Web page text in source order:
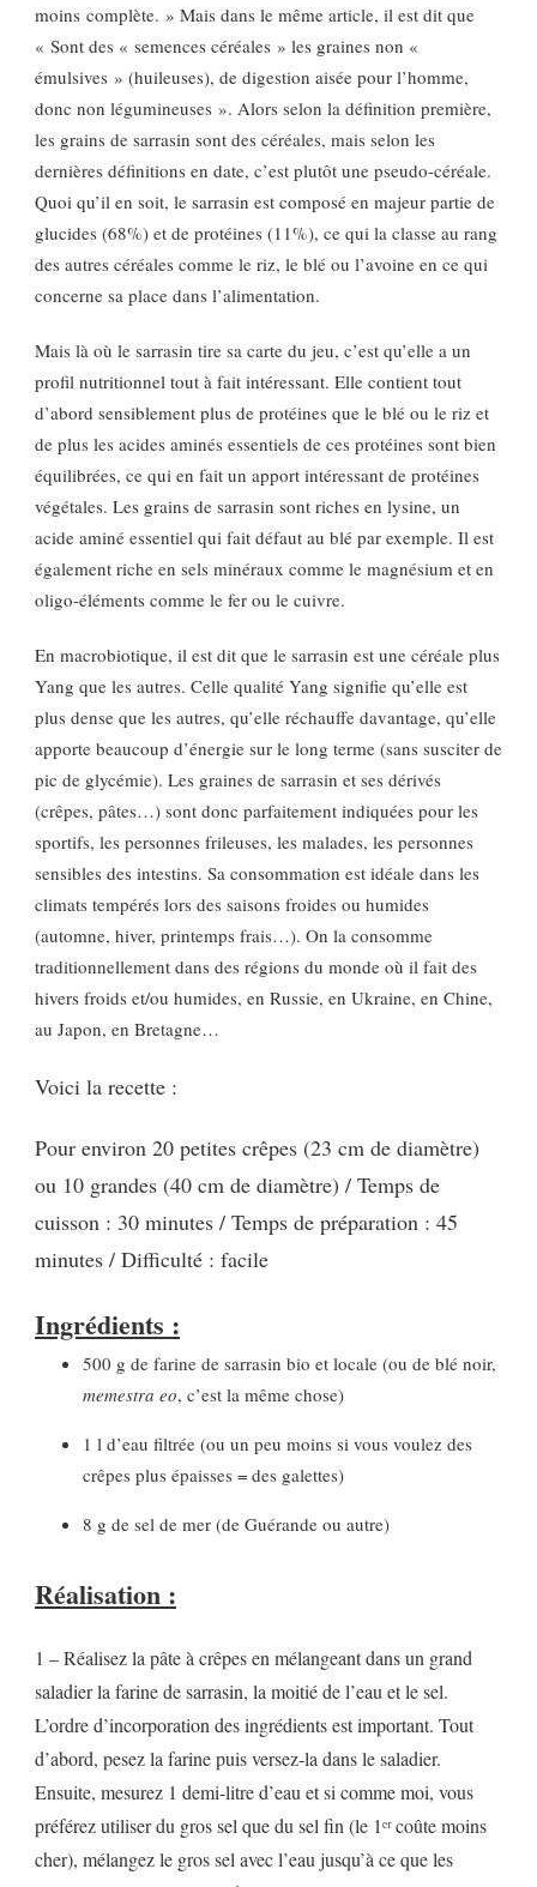
moins complète. » Mais dans le même article, il est dit que
« Sont des « semences céréales » les graines non «
émulsives » (huileuses), de digestion aisée pour l’homme,
donc non légumineuses ». Alors selon la définition première,
les grains de sarrasin sont des céréales, mais selon les
dernières définitions en date, c’est plutôt une pseudo-céréale.
Quoi qu’il en soit, le sarrasin est composé en majeur partie de
glucides (68%) et de protéines (11%), ce qui la classe au rang
des autres céréales comme le riz, le blé ou l’avoine en ce qui
concerne sa place dans l’alimentation.
Mais là où le sarrasin tire sa carte du jeu, c’est qu’elle a un
profil nutritionnel tout à fait intéressant. Elle contient tout
d’abord sensiblement plus de protéines que le blé ou le riz et
de plus les acides aminés essentiels de ces protéines sont bien
équilibrées, ce qui en fait un apport intéressant de protéines
végétales. Les grains de sarrasin sont riches en lysine, un
acide aminé essentiel qui fait défaut au blé par exemple. Il est
également riche en sels minéraux comme le magnésium et en
oligo-éléments comme le fer ou le cuivre.
En macrobiotique, il est dit que le sarrasin est une céréale plus
Yang que les autres. Celle qualité Yang signifie qu’elle est
plus dense que les autres, qu’elle réchauffe davantage, qu’elle
apporte beaucoup d’énergie sur le long terme (sans susciter de
pic de glycémie). Les graines de sarrasin et ses dérivés
(crêpes, pâtes…) sont donc parfaitement indiquées pour les
sportifs, les personnes frileuses, les malades, les personnes
sensibles des intestins. Sa consommation est idéale dans les
climats tempérés lors des saisons froides ou humides
(automne, hiver, printemps frais…). On la consomme
traditionnellement dans des régions du monde où il fait des
hivers froids et/ou humides, en Russie, en Ukraine, en Chine,
au Japon, en Bretagne…
Voici la recette :
Pour environ 20 petites crêpes (23 cm de diamètre)
ou 10 grandes (40 cm de diamètre) / Temps de
cuisson : 30 minutes / Temps de préparation : 45
minutes / Difficulté : facile
Ingrédients :
500 g de farine de sarrasin bio et locale (ou de blé noir,
memestra eo, c’est la même chose)
1 l d’eau filtrée (ou un peu moins si vous voulez des
crêpes plus épaisses = des galettes)
8 g de sel de mer (de Guérande ou autre)
Réalisation :
1 – Réalisez la pâte à crêpes en mélangeant dans un grand
saladier la farine de sarrasin, la moitié de l’eau et le sel.
L’ordre d’incorporation des ingrédients est important. Tout
d’abord, pesez la farine puis versez-la dans le saladier.
Ensuite, mesurez 1 demi-litre d’eau et si comme moi, vous
préférez utiliser du gros sel que du sel fin (le 1ᵉʳ coûte moins
cher), mélangez le gros sel avec l’eau jusqu’à ce que les